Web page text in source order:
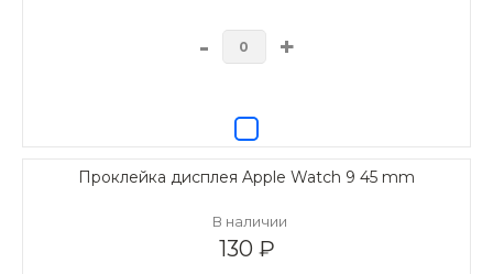
- +
Проклейка дисплея Apple Watch 9 45 mm
В наличии
130 ₽